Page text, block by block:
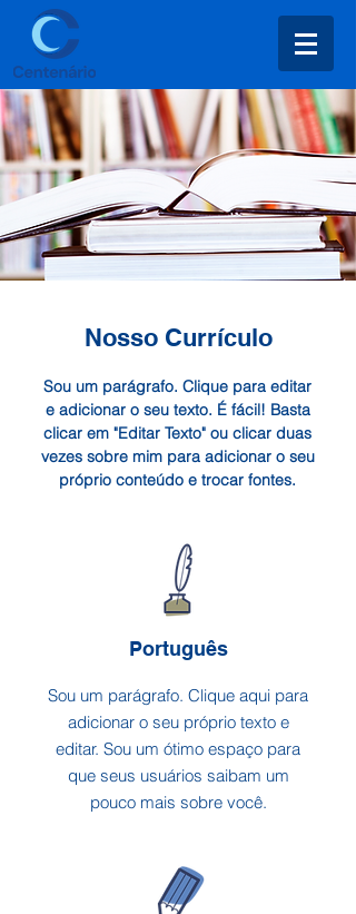
Nosso Currículo
Sou um parágrafo. Clique para editar
e adicionar o seu texto. É fácil! Basta
clicar em "Editar Texto" ou clicar duas
vezes sobre mim para adicionar o seu
próprio conteúdo e trocar fontes.
Português
Sou um parágrafo. Clique aqui para
adicionar o seu próprio texto e
editar. Sou um ótimo espaço para
que seus usuários saibam um
pouco mais sobre você.